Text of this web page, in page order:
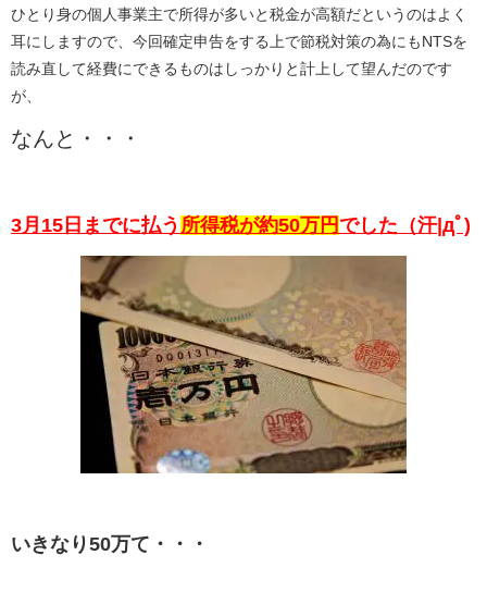
ひとり身の個人事業主で所得が多いと税金が高額だというのはよく
耳にしますので、今回確定申告をする上で節税対策の為にもNTSを
読み直して経費にできるものはしっかりと計上して望んだのです
が、
なんと・・・
3月15日までに払う 所得税が約50万円 でした（汗|дﾟ)
いきなり50万て・・・